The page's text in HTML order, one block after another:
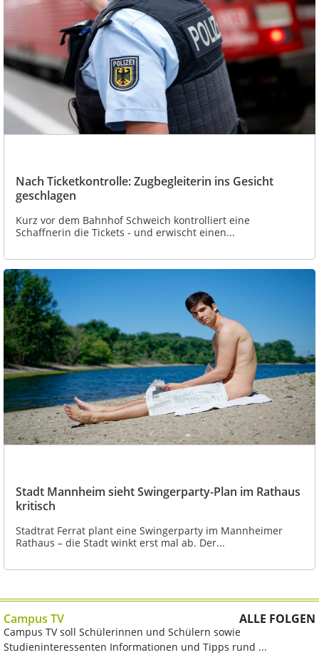
Nach Ticketkontrolle: Zugbegleiterin ins Gesicht
geschlagen
Kurz vor dem Bahnhof Schweich kontrolliert eine
Schaffnerin die Tickets - und erwischt einen...
Stadt Mannheim sieht Swingerparty-Plan im Rathaus
kritisch
Stadtrat Ferrat plant eine Swingerparty im Mannheimer
Rathaus – die Stadt winkt erst mal ab. Der...
Campus TV ALLE FOLGEN
Campus TV soll Schülerinnen und Schülern sowie
Studieninteressenten Informationen und Tipps rund ...